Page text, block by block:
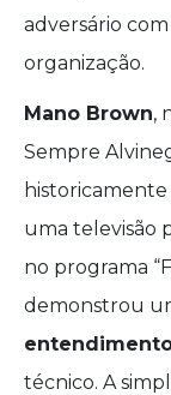
adversário
organização.
Mano Brown,
Sempre
uma televisão
no programa
demonstrou
técnico. A